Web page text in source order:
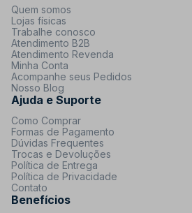
Quem somos
Lojas físicas
Trabalhe conosco
Atendimento B2B
Atendimento Revenda
Minha Conta
Acompanhe seus Pedidos
Nosso Blog
Ajuda e Suporte
Como Comprar
Formas de Pagamento
Dúvidas Frequentes
Trocas e Devoluções
Política de Entrega
Política de Privacidade
Contato
Benefícios